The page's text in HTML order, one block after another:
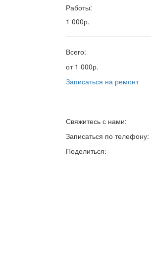
Работы:
1 000р.
Всего:
от 1 000р.
Записаться на ремонт
Свяжитесь с нами:
Записаться по телефону:
Поделиться: